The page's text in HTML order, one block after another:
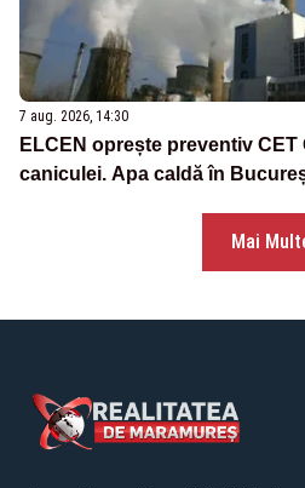
7 aug. 2026, 14:30
ELCEN oprește preventiv
caniculei. Apa caldă în
Mai